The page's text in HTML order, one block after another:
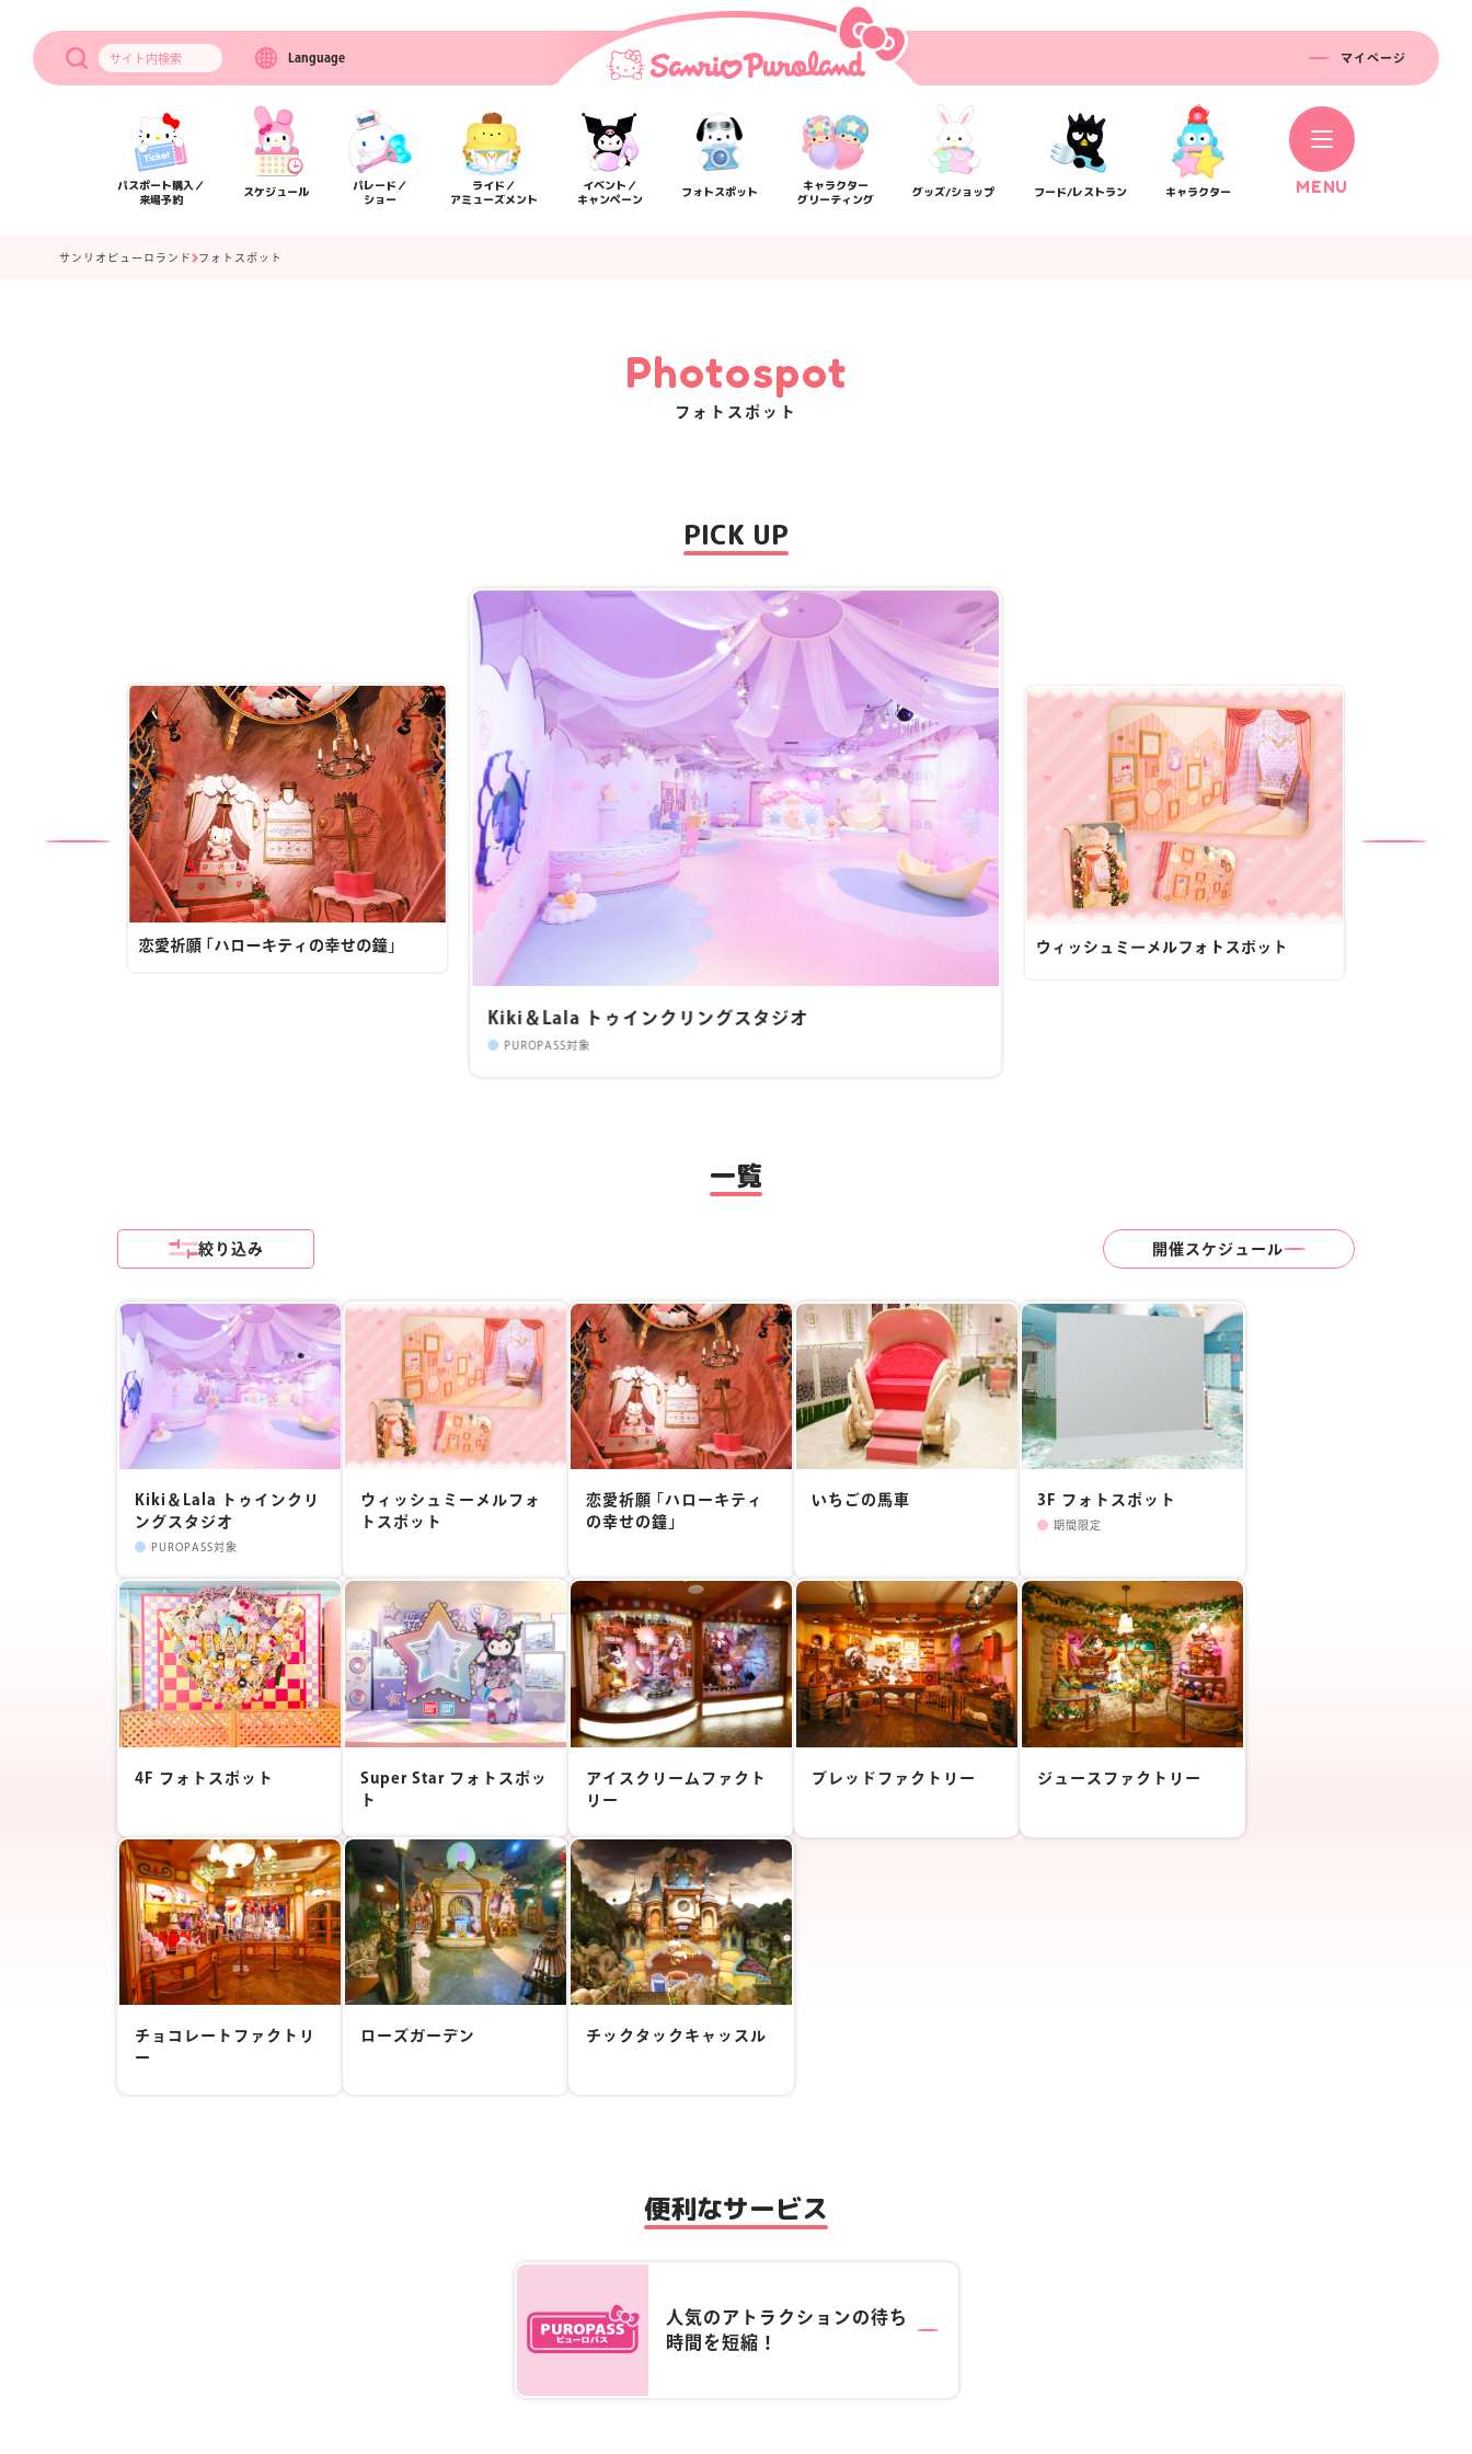
サイト内検索 Language マイページ
MENU
パスポート購入／
来場予約
スケジュール
パレード／
ショー
ライド／
アミューズメント
イベント／
キャンペーン
フォトスポット
キャラクター
グリーティング
グッズ/ショップ フード/レストラン キャラクター
サンリオピューロランド フォトスポット
Photospot
フォトスポット
PICK UP
恋愛祈願 ｢ハローキティの幸せの鐘｣
Kiki＆Lala トゥインクリングスタジオ
PUROPASS対象
ウィッシュミーメルフォトスポット
一覧
絞り込み 開催スケジュール
日付
2026年8月
日 火 木 金
05 06 07
08
16
17 18 20 21 22
キャラクター
ウィッシュミーメル クロミ キキ&ララ ハローキティ
クリア
Kiki＆Lala トゥインクリ
ングスタジオ
PUROPASS対象
ウィッシュミーメルフォ
トスポット
恋愛祈願 ｢ハローキティ
の幸せの鐘｣
いちごの馬車 3F フォトスポット
期間限定
4F フォトスポット
Super Star フォトスポッ
ト
アイスクリームファクト
リー
ブレッドファクトリー ジュースファクトリー
チョコレートファクトリ
ー
ローズガーデン チックタックキャッスル
便利なサービス
人気のアトラクションの待ち
時間を短縮！